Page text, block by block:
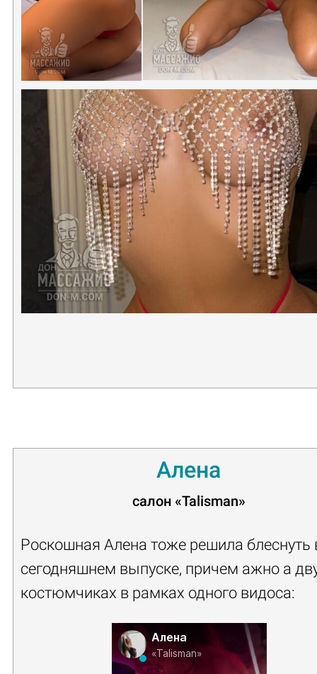
Алена
салон «Talisman»
Роскошная Алена тоже решила блеснуть
сегодняшнем выпуске, причем ажно а
костюмчиках в рамках одного видоса:
Алена
«Talisman»